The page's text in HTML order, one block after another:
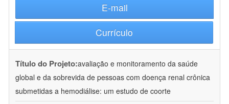
E-mail
Currículo
Título do Projeto:avaliação e monitoramento da saúde
global e da sobrevida de pessoas com doença renal crônica
submetidas a hemodiálise: um estudo de coorte